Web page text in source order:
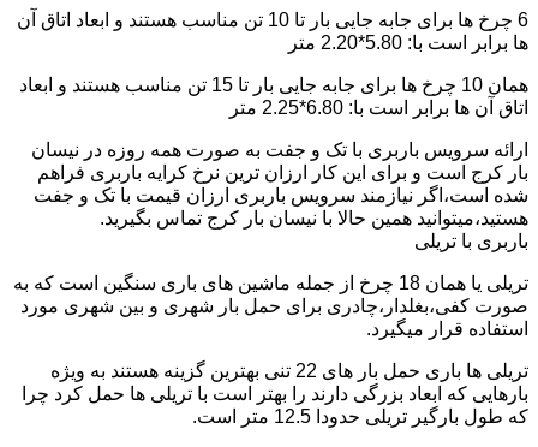
6 چرخ ها برای جابه جایی بار تا 10 تن مناسب هستند و ابعاد اتاق آن
ها برابر است با: 5.80*2.20 متر
همان 10 چرخ ها برای جابه جایی بار تا 15 تن مناسب هستند و ابعاد
اتاق آن ها برابر است با: 6.80*2.25 متر
ارائه سرویس باربری با تک و جفت به صورت همه روزه در نیسان
بار کرج است و برای این کار ارزان ترین نرخ کرایه باربری فراهم
شده است،اگر نیازمند سرویس باربری ارزان قیمت با تک و جفت
هستید،میتوانید همین حالا با نیسان بار کرج تماس بگیرید.
باربری با تریلی
تریلی یا همان 18 چرخ از جمله ماشین های باری سنگین است که به
صورت کفی،بغلدار،چادری برای حمل بار شهری و بین شهری مورد
استفاده قرار میگیرد.
تریلی ها باری حمل بار های 22 تنی بهترین گزینه هستند به ویژه
بارهایی که ابعاد بزرگی دارند را بهتر است با تریلی ها حمل کرد چرا
که طول بارگیر تریلی حدودا 12.5 متر است.